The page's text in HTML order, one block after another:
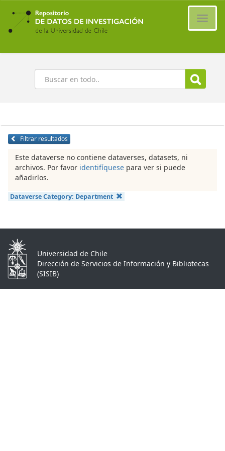
Ir
contenido
principal
Buscar
Filtrar resultados
Este dataverse no contiene dataverses, datasets, ni
archivos. Por favor identifíquese para ver si puede
añadirlos.
Dataverse Category: Department
Universidad de Chile
Dirección de Servicios de Información y Bibliotecas
(SISIB)